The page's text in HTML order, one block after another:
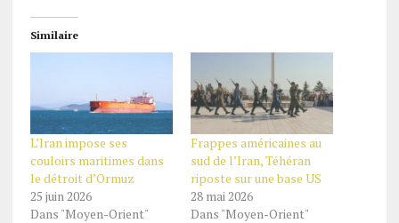
Similaire
L’Iran impose ses
couloirs maritimes dans
le détroit d’Ormuz
25 juin 2026
Dans "Moyen-Orient"
Frappes américaines au
sud de l’Iran, Téhéran
riposte sur une base US
28 mai 2026
Dans "Moyen-Orient"